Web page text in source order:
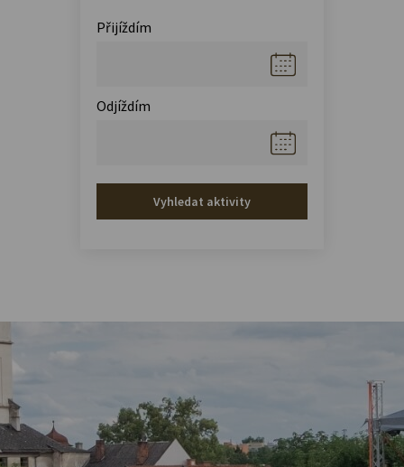
Přijíždím
Odjíždím
Vyhledat aktivity